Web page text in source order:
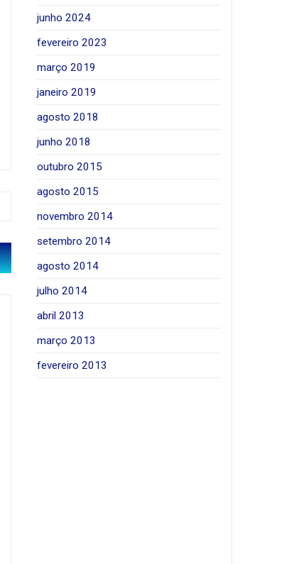
junho 2024
fevereiro 2023
março 2019
janeiro 2019
agosto 2018
junho 2018
outubro 2015
agosto 2015
novembro 2014
setembro 2014
agosto 2014
julho 2014
abril 2013
março 2013
fevereiro 2013